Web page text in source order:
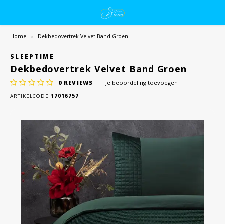
Home Dekbedovertrek Velvet Band Groen
SLEEPTIME
Dekbedovertrek Velvet Band Groen
0 REVIEWS Je beoordeling toevoegen
ARTIKELCODE 17016757